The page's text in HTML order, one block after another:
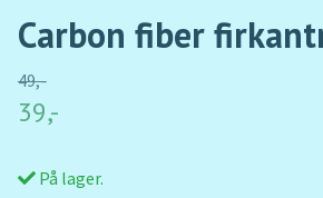
Carbon fiber
49,-
39,-
På lager.